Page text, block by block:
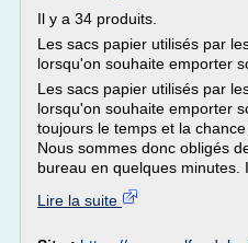
Il y a 34 produits.
Les sacs papier utilisés par
lorsqu'on souhaite emporter
Les sacs papier utilisés par
lorsqu'on souhaite emporter
toujours le temps et la
Nous sommes donc obligés
bureau en quelques minutes.
Lire la suite